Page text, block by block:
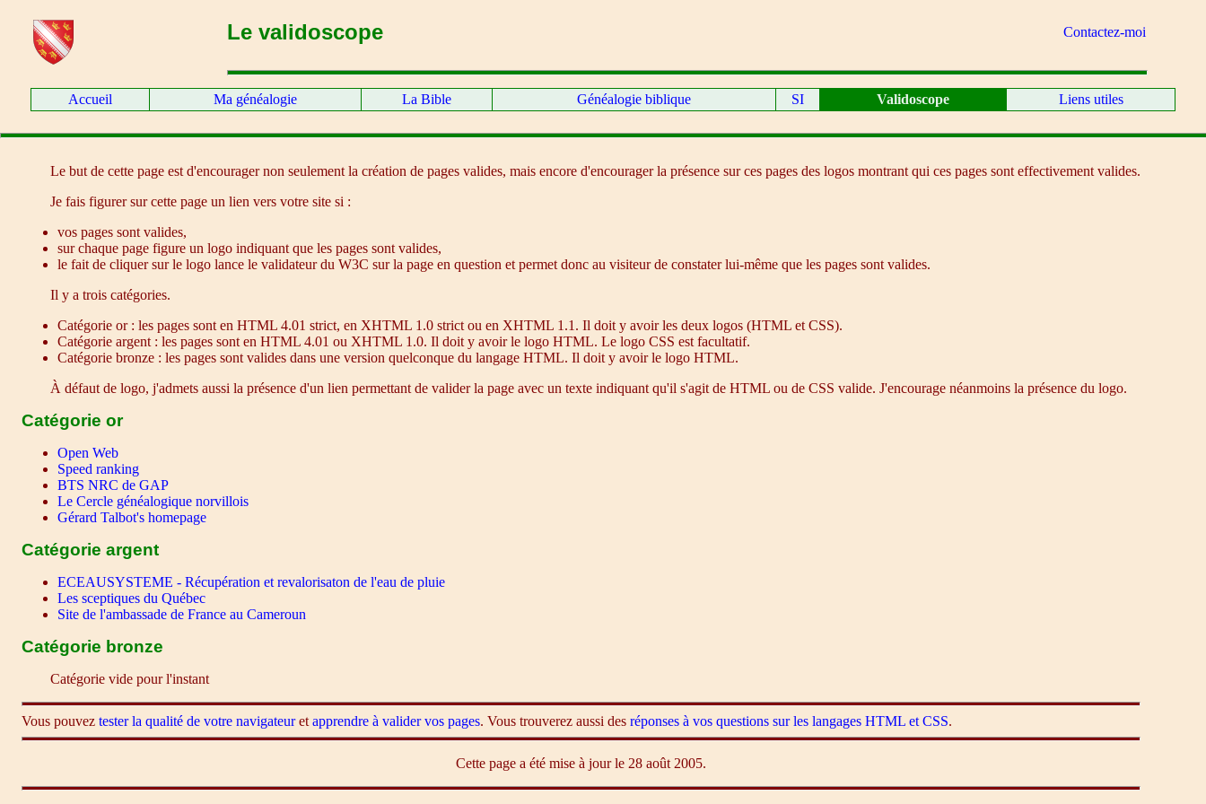
Le validoscope Contactez-moi
Accueil Ma généalogie La Bible Généalogie biblique SI Validoscope Liens utiles
Le but de cette page est d'encourager non seulement la création de pages valides, mais encore d'encourager la présence sur ces pages des logos montrant qui ces pages sont effectivement valides.
Je fais figurer sur cette page un lien vers votre site si :
vos pages sont valides,
sur chaque page figure un logo indiquant que les pages sont valides,
le fait de cliquer sur le logo lance le validateur du W3C sur la page en question et permet donc au visiteur de constater lui-même que les pages sont valides.
Il y a trois catégories.
Catégorie or : les pages sont en HTML 4.01 strict, en XHTML 1.0 strict ou en XHTML 1.1. Il doit y avoir les deux logos (HTML et CSS).
Catégorie argent : les pages sont en HTML 4.01 ou XHTML 1.0. Il doit y avoir le logo HTML. Le logo CSS est facultatif.
Catégorie bronze : les pages sont valides dans une version quelconque du langage HTML. Il doit y avoir le logo HTML.
À défaut de logo, j'admets aussi la présence d'un lien permettant de valider la page avec un texte indiquant qu'il s'agit de HTML ou de CSS valide. J'encourage néanmoins la présence du logo.
Catégorie or
Open Web
Speed ranking
BTS NRC de GAP
Le Cercle généalogique norvillois
Gérard Talbot's homepage
Catégorie argent
ECEAUSYSTEME - Récupération et revalorisaton de l'eau de pluie
Les sceptiques du Québec
Site de l'ambassade de France au Cameroun
Catégorie bronze
Catégorie vide pour l'instant
Vous pouvez tester la qualité de votre navigateuret apprendre à valider vos pages. Vous trouverez aussi des réponses à vos questions sur les langages HTML et CSS.
Cette page a été mise à jour le 28 août 2005.